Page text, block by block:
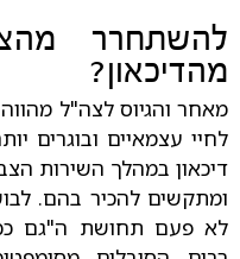
להשתחרר
מהדיכאון?
מאחר והגיוס לצה"ל
לחיי עצמאיים ובוגרים
דיכאון במהלך השירות
ומתקשים להכיר בהם.
לא פעם תחושת ה"גם